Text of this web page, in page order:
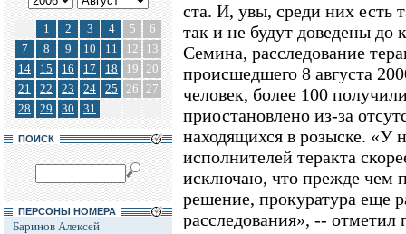
1 2 3 4 5
6
7
8 9 10 11 12
13
14
15 16 17 18 19 20
21
22 23 24 25 26 27
28
29 30 31
ПОИСК
ПЕРСОНЫ НОМЕРА
Баринов Алексей
ста. И, увы, среди них есть
так и не будут доведены до
Семина, расследование
происшедшего 8 августа
человек, более 100
приостановлено из-за
находящихся в розыске. «У
исполнителей теракта
исключаю, что прежде чем
решение, прокуратура еще
расследования», -- отметил